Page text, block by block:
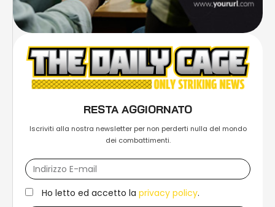
RESTA AGGIORNATO
Iscriviti alla nostra newsletter per non perderti nulla del mondo
dei combattimenti.
Ho letto ed accetto la privacy policy.